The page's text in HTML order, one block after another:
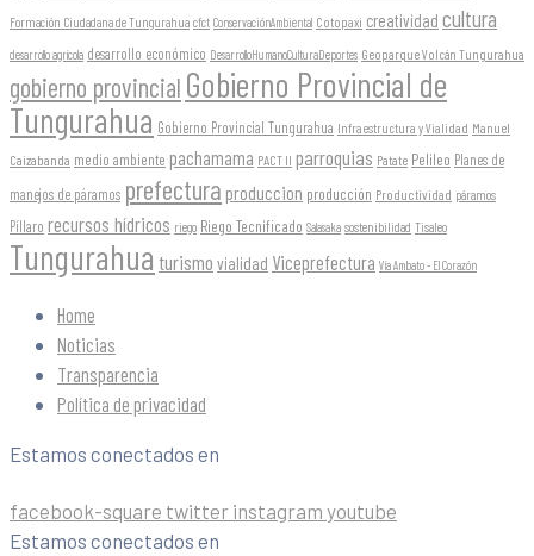
Formación Ciudadana de Tungurahua cfct ConservaciónAmbiental Cotopaxi creatividad cultura
desarrollo agrícola desarrollo económico DesarrolloHumanoCulturaDeportes Geoparque Volcán Tungurahua
gobierno provincial Gobierno Provincial de
Tungurahua Gobierno Provincial Tungurahua Infraestructura y Vialidad Manuel
Caizabanda medio ambiente pachamama PACT II parroquias Patate Pelileo Planes de
manejos de páramos prefectura produccion producción Productividad páramos
Píllaro recursos hídricos riego Riego Tecnificado Salasaka sostenibilidad Tisaleo
Tungurahua turismo vialidad Viceprefectura Vía Ambato - El Corazón
Home
Noticias
Transparencia
Política de privacidad
Estamos conectados en
facebook-square twitter instagram youtube
Estamos conectados en